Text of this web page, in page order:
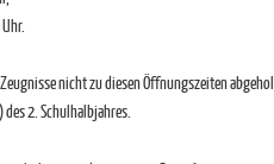
nicht zu diesen Öffnungszeiten
2. Schulhalbjahres.